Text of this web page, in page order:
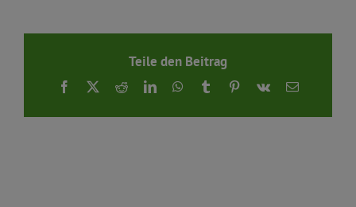
Teile den Beitrag
Facebook
X RedditLinkedInWhatsApp
TumblrPinterest
Vk
E-